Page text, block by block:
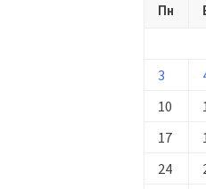
Пн
3
10
17
24